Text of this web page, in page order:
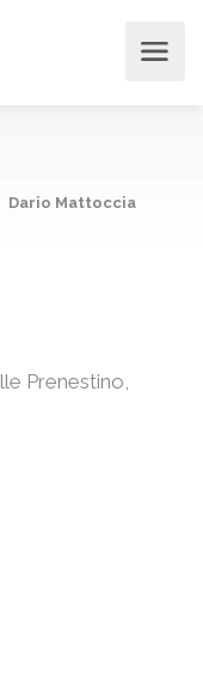
Dario Mattoccia
Prenestino,